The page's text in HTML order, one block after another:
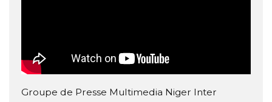
Groupe de Presse Multimedia Niger Inter